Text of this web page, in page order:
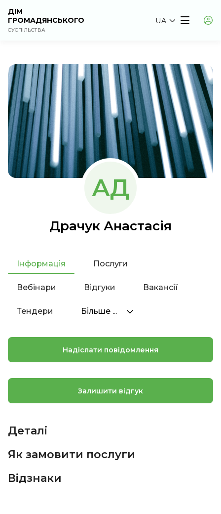
ДІМ
ГРОМАДЯНСЬКОГО
СУСПІЛЬСТВА
UA
АД
Драчук Анастасія
Інформація Послуги
Вебінари Відгуки Вакансії
Тендери Більше ...
Надіслати повідомлення
Залишити відгук
Деталі
Як замовити послуги
Відзнаки